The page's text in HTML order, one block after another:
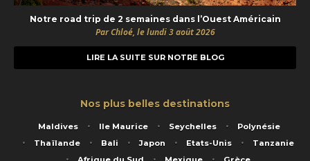
Notre road trip de 2 semaines dans l’Ouest Américain
Par Chloé, le lundi 3 août 2026
LIRE LA SUITE SUR NOTRE BLOG
Nos plus belles destinations
Maldives Ile Maurice Seychelles
Polynésie
Thaïlande
Bali Japon Etats-Unis
Tanzanie